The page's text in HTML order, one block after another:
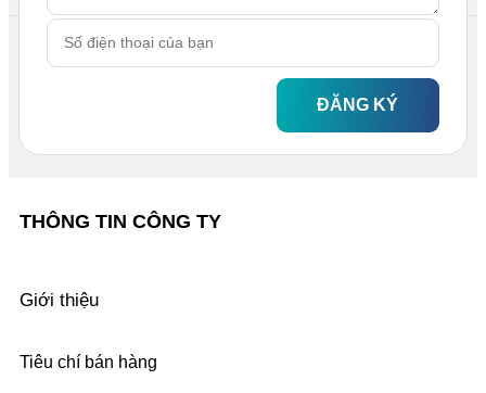
ĐĂNG KÝ
THÔNG TIN CÔNG TY
Giới thiệu
Tiêu chí bán hàng